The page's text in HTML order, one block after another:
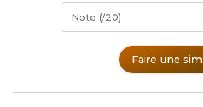
Note (/20)
Faire une